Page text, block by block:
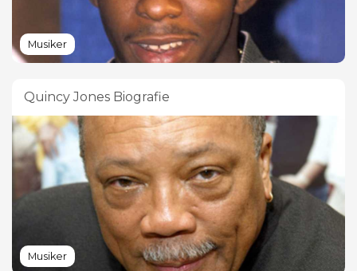
Musiker
Quincy Jones Biografie
Musiker